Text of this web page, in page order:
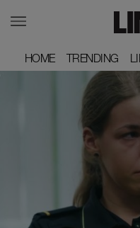
HOME
HOME TRENDING
TRENDING